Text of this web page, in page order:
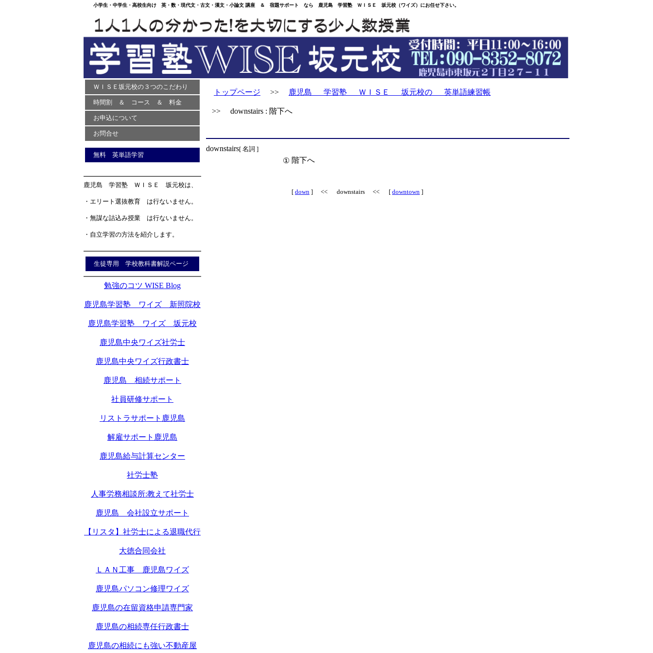
小学生・中学生・高校生向け 英・数・現代文・古文・漢文・小論文 講座 ＆ 宿題サポート なら 鹿児島 学習塾 ＷＩＳＥ 坂元校（ワイズ）にお任せ下さい。
ＷＩＳＥ坂元校の３つのこだわり
時間割 ＆ コース ＆ 料金
お申込について
お問合せ
無料 英単語学習
鹿児島 学習塾 ＷＩＳＥ 坂元校は、
・エリート選抜教育 は行ないません。
・無謀な詰込み授業 は行ないません。
・自立学習の方法を紹介します。
生徒専用 学校教科書解説ページ
勉強のコツ WISE Blog
鹿児島学習塾 ワイズ 新照院校
鹿児島学習塾 ワイズ 坂元校
鹿児島中央ワイズ社労士
鹿児島中央ワイズ行政書士
鹿児島 相続サポート
社員研修サポート
リストラサポート鹿児島
解雇サポート鹿児島
鹿児島給与計算センター
社労士塾
人事労務相談所:教えて社労士
鹿児島 会社設立サポート
【リスタ】社労士による退職代行
大徳合同会社
ＬＡＮ工事 鹿児島ワイズ
鹿児島パソコン修理ワイズ
鹿児島の在留資格申請専門家
鹿児島の相続専任行政書士
鹿児島の相続にも強い不動産屋
トップページ >> 鹿児島 学習塾 ＷＩＳＥ 坂元校の 英単語練習帳
>> downstairs : 階下へ
downstairs[ 名詞 ]
① 階下へ
[ down ] << downstairs << [ downtown ]